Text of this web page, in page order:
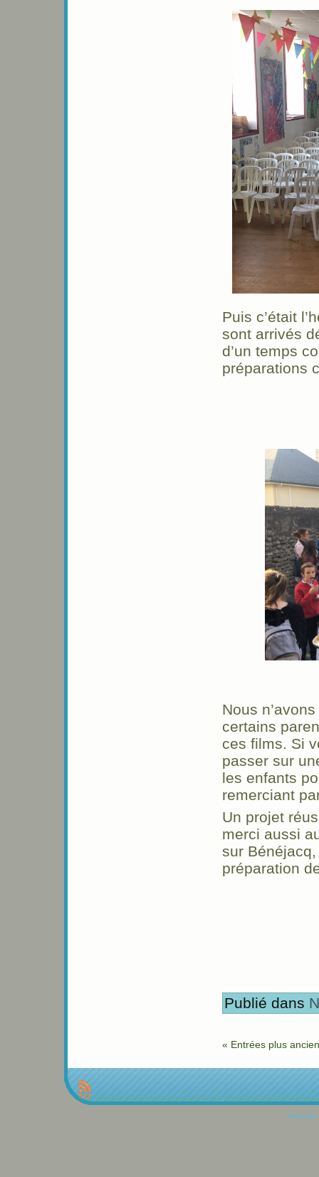
Puis c’était
sont arrivés
d’un temps
préparations
Nous
certains
ces films. Si
passer sur
les enfants
remerciant
Un projet
merci aussi
sur
préparation
Publié dans
« Entrées plus